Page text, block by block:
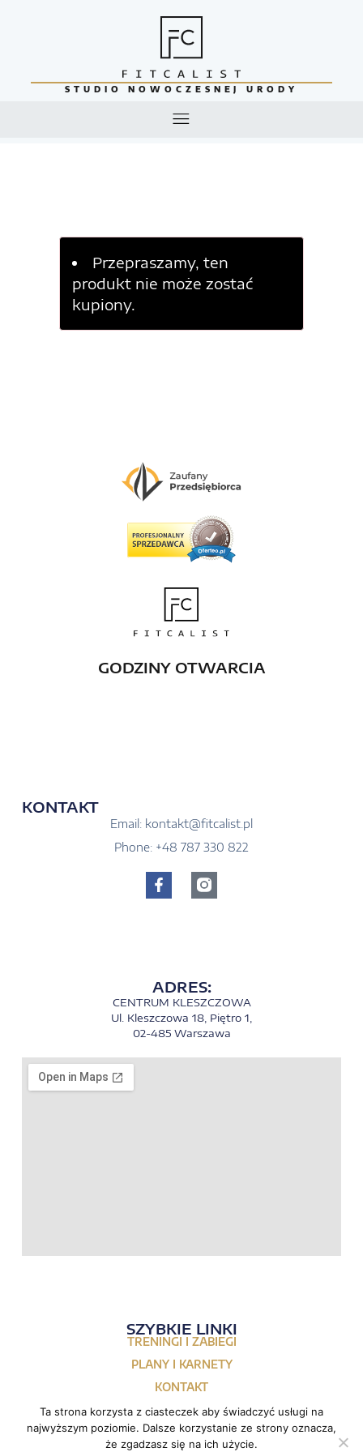
STUDIO NOWOCZESNEJ URODY
Przepraszamy, ten
produkt nie może zostać
kupiony.
GODZINY OTWARCIA
KONTAKT
Email: kontakt@fitcalist.pl
Phone: +48 787 330 822
SZYBKIE LINKI
TRENINGI I ZABIEGI
PLANY I KARNETY
KONTAKT
ADRES:
CENTRUM KLESZCZOWA
Ul. Kleszczowa 18, Piętro 1,
02-485 Warszawa
Ta strona korzysta z ciasteczek aby świadczyć usługi na
najwyższym poziomie. Dalsze korzystanie ze strony oznacza,
że zgadzasz się na ich użycie.